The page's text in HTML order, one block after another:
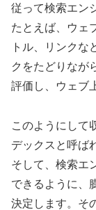
従って検索エン
たとえば、ウェ
トル、リンクな
クをたどりなが
評価し、ウェブ
このようにして
デックスと呼ば
そして、検索エ
できるように、
決定します。そ